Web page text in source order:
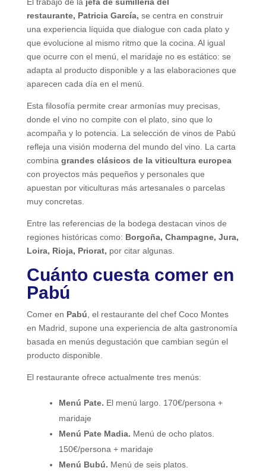
restaurante, Patricia García, se centra en construir
una experiencia líquida que dialogue con cada plato y
que evolucione al mismo ritmo que la cocina. Al igual
que ocurre con el menú, el maridaje no es estático: se
adapta al producto disponible y a las elaboraciones que
aparecen cada día en el menú.
Esta filosofía permite crear armonías muy precisas,
donde el vino no compite con el plato, sino que lo
acompaña y lo potencia. La selección de vinos de Pabú
refleja una visión moderna del mundo del vino. La carta
combina grandes clásicos de la viticultura europea
con proyectos más pequeños y personales que
apuestan por viticulturas más artesanales o parcelas
muy concretas.
Entre las referencias de la bodega destacan vinos de
regiones históricas como: Borgoña, Champagne, Jura,
Loira, Rioja, Priorat, por citar algunas.
Cuánto cuesta comer en
Pabú
Comer en Pabú , el restaurante del chef Coco Montes
en Madrid, supone una experiencia de alta gastronomía
basada en menús degustación que cambian según el
producto disponible.
El restaurante ofrece actualmente tres menús:
Menú Pate. El menú largo. 170€/persona +
maridaje
Menú Pate Madia. Menú de ocho platos.
150€/persona + maridaje
Menú Bubú. Menú de seis platos.